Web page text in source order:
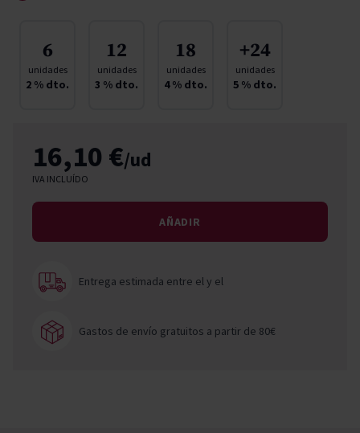
6
unidades
2 % dto.
12
unidades
3 % dto.
18
unidades
4% dto.
+24
unidades
5 % dto.
16,10 €/ud
IVA INCLUÍDO
AÑADIR
Entrega estimada entre ely el
Gastos de envío gratuitos a partir de 80€